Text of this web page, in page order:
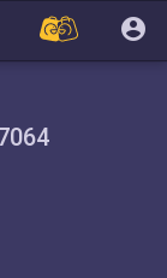
account_circle